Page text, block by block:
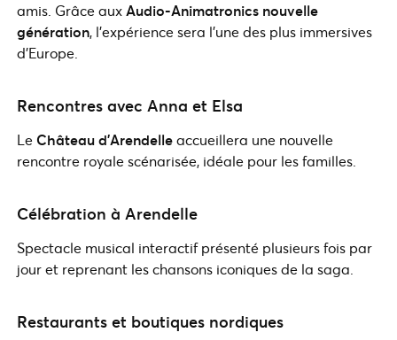
amis. Grâce auxAudio-Animatronics nouvelle
génération, l’expérience sera l’une des plus immersives
d’Europe.
Rencontres avec Anna et Elsa
Le Château d’Arendelleaccueillera une nouvelle
rencontre royale scénarisée, idéale pour les familles.
Célébration à Arendelle
Spectacle musical interactif présenté plusieurs fois par
jour et reprenant les chansons iconiques de la saga.
Restaurants et boutiques nordiques